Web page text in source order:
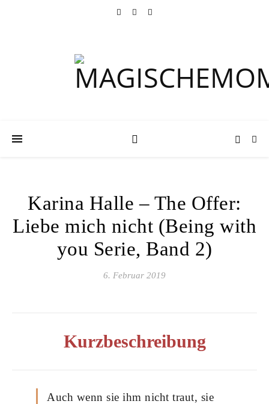
Karina Halle – The Offer:
Liebe mich nicht (Being with
you Serie, Band 2)
6. Februar 2019
Kurzbeschreibung
Auch wenn sie ihm nicht traut, sie